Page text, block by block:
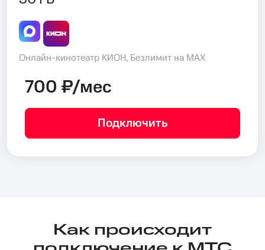
Онлайн-кинотеатр КИОН, Безлимит на MAX
700 ₽/мес
Подключить
Как происходит